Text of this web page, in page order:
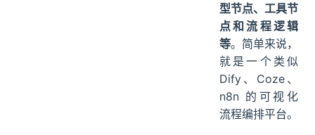
型节点、工具节
点和流程逻辑
等。简单来说，
就是一个类似
Dify、Coze、
n8n 的可视化
流程编排平台。